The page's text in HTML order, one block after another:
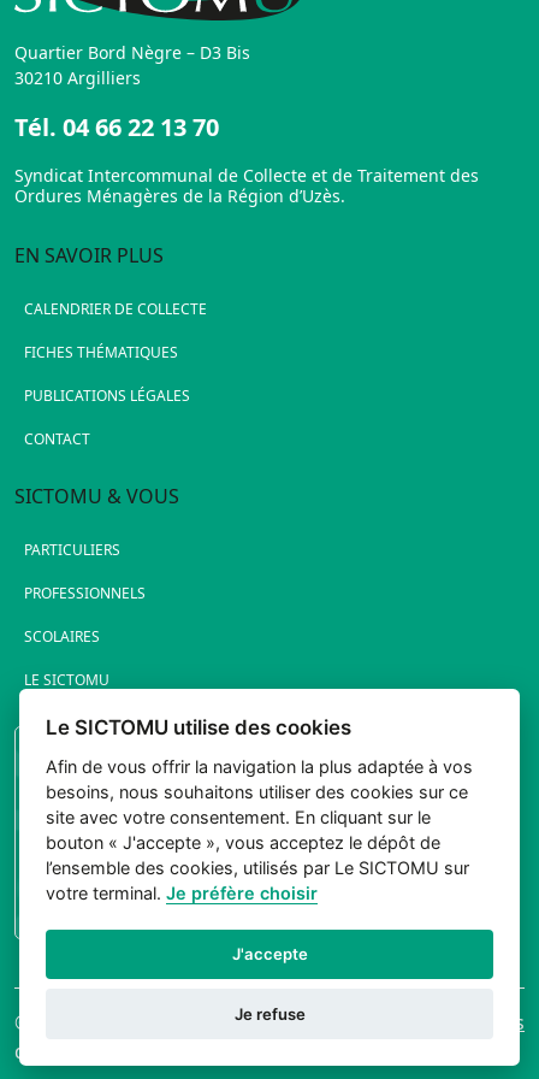
Quartier Bord Nègre – D3 Bis
30210 Argilliers
Tél. 04 66 22 13 70
Syndicat Intercommunal de Collecte et de Traitement des
Ordures Ménagères de la Région d’Uzès.
EN SAVOIR PLUS
CALENDRIER DE COLLECTE
FICHES THÉMATIQUES
PUBLICATIONS LÉGALES
CONTACT
SICTOMU & VOUS
PARTICULIERS
PROFESSIONNELS
SCOLAIRES
LE SICTOMU
PORTAIL ÉLUS
CONNEXION
© 2026 Sictomu. Tout
droits réservés.
Mentions légales
Le SICTOMU utilise des cookies
Afin de vous offrir la navigation la plus adaptée à vos
besoins, nous souhaitons utiliser des cookies sur ce
site avec votre consentement. En cliquant sur le
bouton « J'accepte », vous acceptez le dépôt de
l’ensemble des cookies, utilisés par Le SICTOMU sur
votre terminal.Je préfère choisir
J'accepte
Je refuse